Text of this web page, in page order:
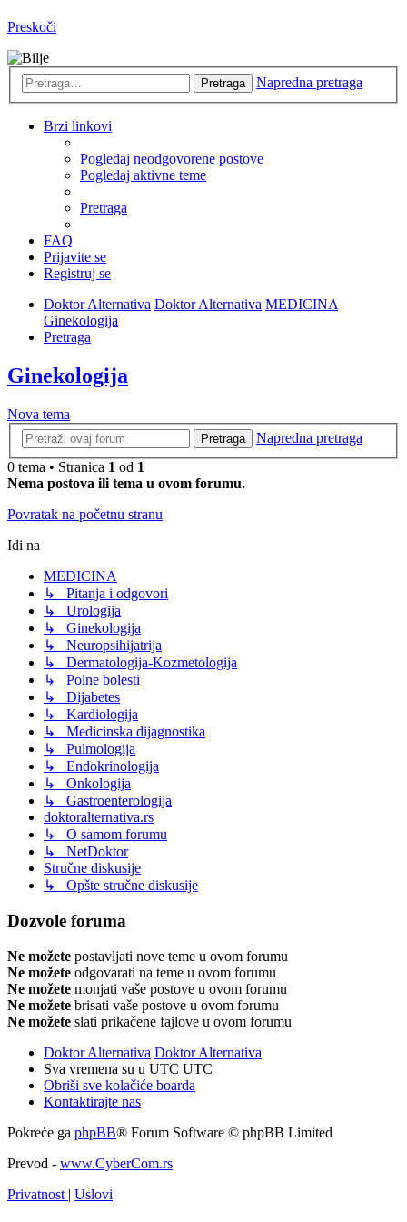
Preskoči
Pretraga Napredna pretraga
Brzi linkovi
Pogledaj neodgovorene postove
Pogledaj aktivne teme
Pretraga
FAQ
Prijavite se
Registruj se
Doktor Alternativa Doktor Alternativa MEDICINA
Ginekologija
Pretraga
Ginekologija
Nova tema
Pretraga
Napredna pretraga
0 tema • Stranica 1 od 1
Nema postova ili tema u ovom forumu.
Povratak na početnu stranu
Idi na
MEDICINA
↳ Pitanja i odgovori
↳ Urologija
↳ Ginekologija
↳ Neuropsihijatrija
↳ Dermatologija-Kozmetologija
↳ Polne bolesti
↳ Dijabetes
↳ Kardiologija
↳ Medicinska dijagnostika
↳ Pulmologija
↳ Endokrinologija
↳ Onkologija
↳ Gastroenterologija
doktoralternativa.rs
↳ O samom forumu
↳ NetDoktor
Stručne diskusije
↳ Opšte stručne diskusije
Dozvole foruma
Ne možete postavljati nove teme u ovom forumu
Ne možete odgovarati na teme u ovom forumu
Ne možete monjati vaše postove u ovom forumu
Ne možete brisati vaše postove u ovom forumu
Ne možete slati prikačene fajlove u ovom forumu
Doktor Alternativa Doktor Alternativa
Sva vremena su u UTC UTC
Obriši sve kolačiće boarda
Kontaktirajte nas
Pokreće ga phpBB® Forum Software © phpBB Limited
Prevod - www.CyberCom.rs
Privatnost | Uslovi